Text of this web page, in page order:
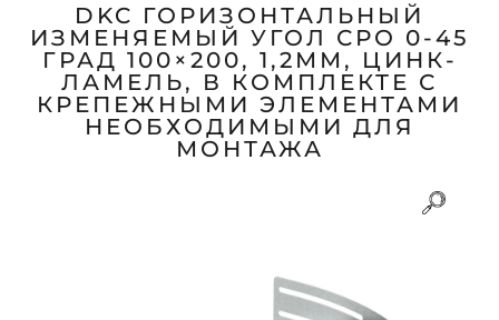
DKC ГОРИЗОНТАЛЬНЫЙ
ИЗМЕНЯЕМЫЙ УГОЛ СРО 0-45
ГРАД 100×200, 1,2ММ, ЦИНК-
ЛАМЕЛЬ, В КОМПЛЕКТЕ С
КРЕПЕЖНЫМИ ЭЛЕМЕНТАМИ
НЕОБХОДИМЫМИ ДЛЯ
МОНТАЖА